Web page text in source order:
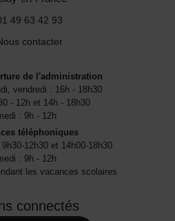
49 63 42 93
contacter
de l'administration
vendredi : 16h - 18h30
- 12h et 14h - 18h30
: 9h - 12h
téléphoniques
12h30 et 14h00-18h30
: 9h - 12h
les vacances scolaires
connectés